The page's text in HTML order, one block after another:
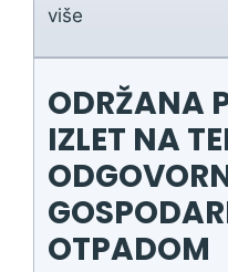
više
ODRŽANA
IZLET NA
OTPADOM